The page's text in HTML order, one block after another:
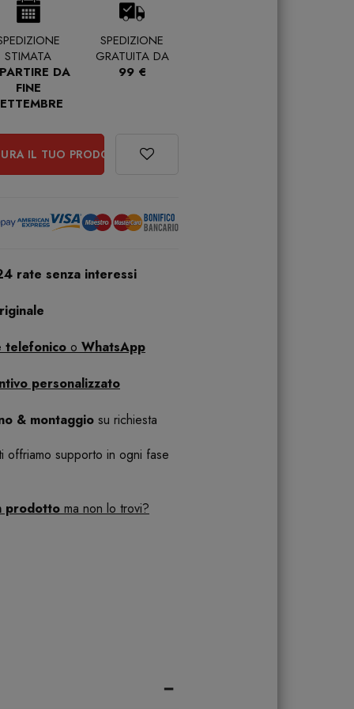
STIMATA
DA
FINE
SPEDIZIONE
GRATUITA DA
99 €
IL TUO PRODOTTO
rate senza interessi
telefonico o WhatsApp
personalizzato
& montaggio su richiesta
offriamo supporto in ogni fase
prodotto ma non lo trovi?
-